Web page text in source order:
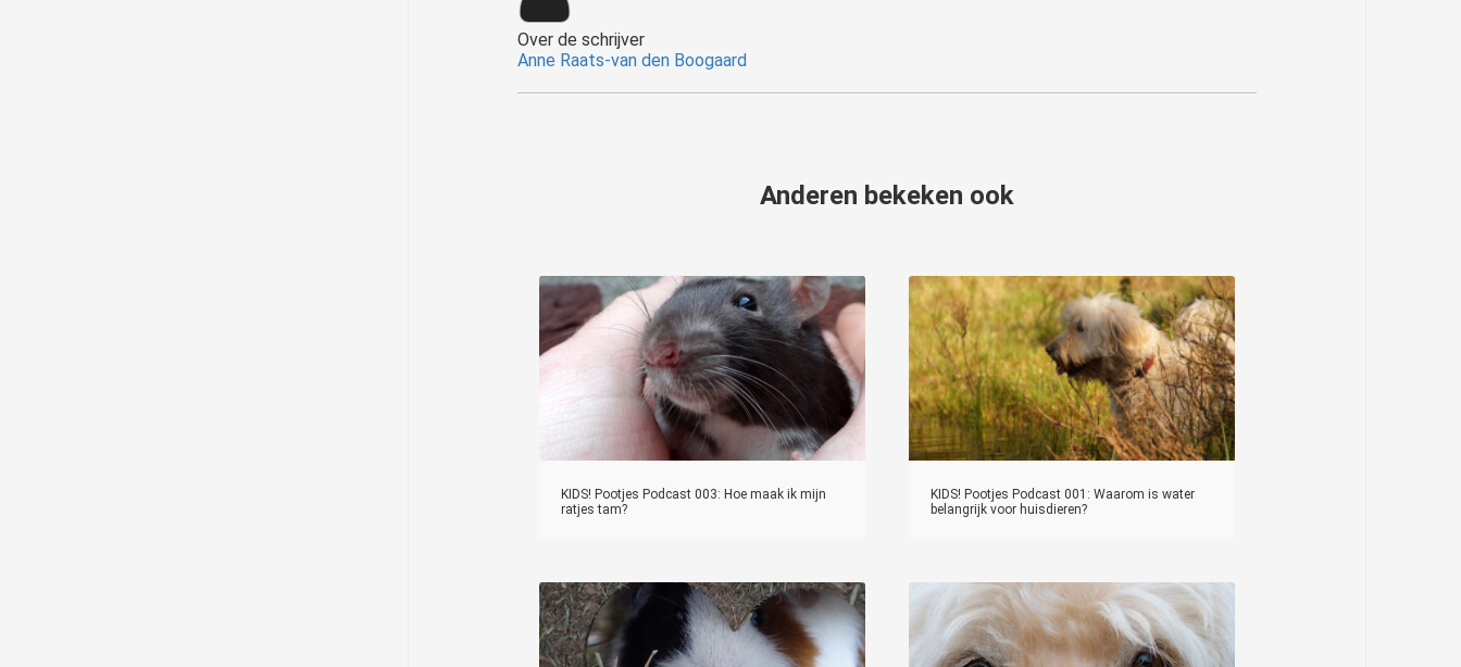
Over de schrijver
Anne Raats-van den Boogaard
Anderen bekeken ook
KIDS! Pootjes Podcast 003: Hoe maak ik mijn
ratjes tam?
KIDS! Pootjes Podcast 001: Waarom is water
belangrijk voor huisdieren?